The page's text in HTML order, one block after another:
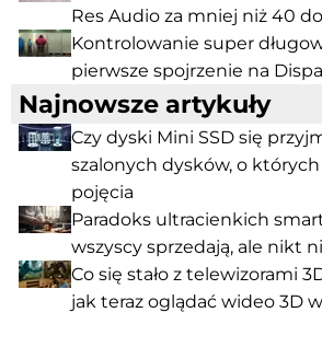
Res Audio za mniej niż 40
Kontrolowanie super
pierwsze spojrzenie na
Najnowsze artykuły
Czy dyski Mini SSD się
szalonych dysków, o których
pojęcia
Paradoks ultracienkich
wszyscy sprzedają, ale nikt
Co się stało z telewizorami
jak teraz oglądać wideo 3D